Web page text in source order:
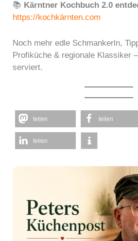
📚 Kärntner Kochbuch 2.0
https://kochkärnten.com
Noch mehr edle Schmankerln,
Profiküche & regionale Klassiker
serviert.
teilen teilen
teilen